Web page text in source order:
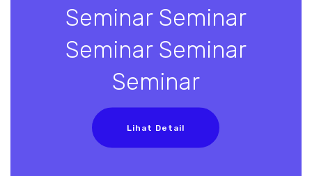
Seminar Seminar
Seminar Seminar
Seminar
Lihat Detail